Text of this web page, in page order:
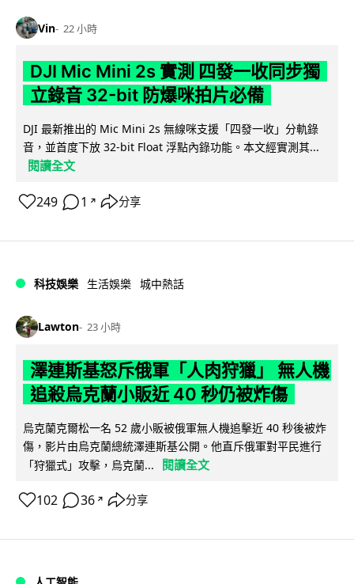
Vin 22 小時
DJI Mic Mini 2s 實測 四發一收同步獨
立錄音 32-bit 防爆咪拍片必備
DJI 最新推出的 Mic Mini 2s 無線咪支援「四發一收」分軌錄
音，並首度下放 32-bit Float 浮點內錄功能。本文經實測其...
閱讀全文
249 1 ↗ 分享
科技娛樂 生活娛樂 城中熱話
Lawton 23 小時
澤連斯基怒斥俄軍「人肉狩獵」 無人機
追殺烏克蘭小販近 40 秒仍被炸傷
烏克蘭克爾松一名 52 歲小販被俄軍無人機追擊近 40 秒後被炸
傷，影片由烏克蘭總統澤連斯基公開。他直斥俄軍對平民進行
「狩獵式」攻擊，烏克蘭...
閱讀全文
102 36 ↗ 分享